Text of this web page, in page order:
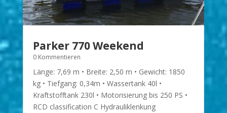
Parker 770 Weekend
0 Kommentieren
Länge: 7,69 m • Breite: 2,50 m • Gewicht: 1850
kg • Tiefgang: 0,34m • Wassertank 40l •
Kraftstofftank 230l • Motorisierung bis 250 PS •
RCD classification C Hydrauliklenkung